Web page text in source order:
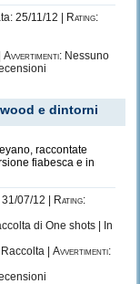
25/11/12 |
Rating:
Avvertimenti: Nessuno
e dintorni
raccontate
fiabesca e in
07/12 |
Rating:
di One shots | In
| Avvertimenti: